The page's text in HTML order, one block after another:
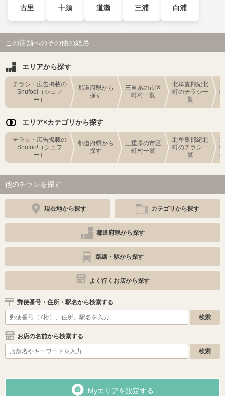
古里 十須 道瀬 三浦 白浦
この店舗へのその他の経路
エリアから探す
チラシ・広告掲載の
Shufoo!（シュフ
ー）
都道府県から
探す
三重県の市区
町村一覧
北牟婁郡紀北
町のチラシ一
覧
エリア×カテゴリから探す
チラシ・広告掲載の
Shufoo!（シュフ
ー）
都道府県から
探す
三重県の市区
町村一覧
北牟婁郡紀北
町のチラシ一
覧
他のチラシを探す
現在地から探す カテゴリから探す
都道府県から探す
路線・駅から探す
よく行くお店から探す
郵便番号・住所・駅名から検索する
お店の名前から検索する
Myエリアを設定する